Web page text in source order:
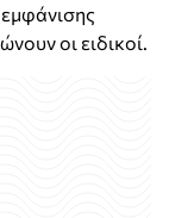
οι ειδικοί.